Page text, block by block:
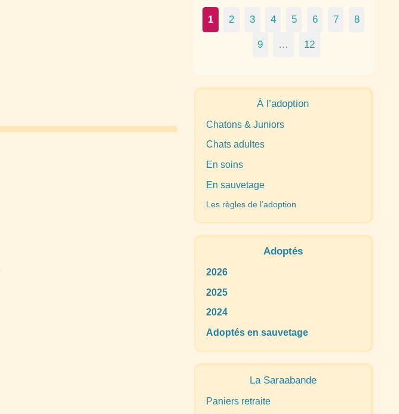
1 2 3 4 5 6 7 8
9 … 12
À l’adoption
Chatons & Juniors
Chats adultes
En soins
En sauvetage
Les règles de l’adoption
Adoptés
2026
2025
2024
Adoptés en sauvetage
La Saraabande
Paniers retraite